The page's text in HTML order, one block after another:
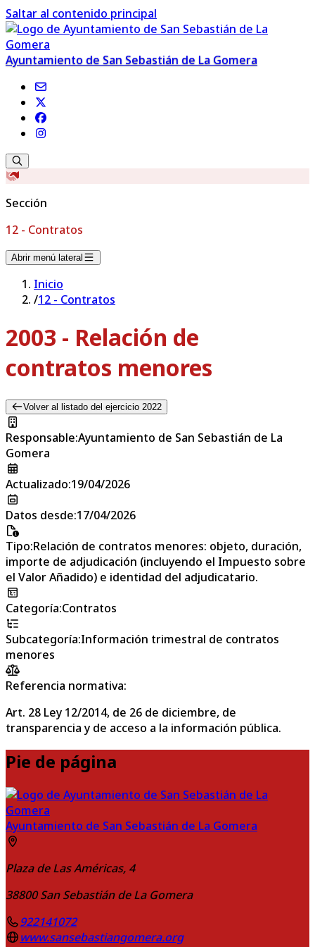
Saltar al contenido principal
Ayuntamiento de San Sebastián de La Gomera
Sección
12 - Contratos
Abrir menú lateral
Inicio
/12 - Contratos
2003 - Relación de
contratos menores
Volver al listado del ejercicio 2022
Responsable:Ayuntamiento de San Sebastián de La
Gomera
Actualizado:19/04/2026
Datos desde:17/04/2026
Tipo:Relación de contratos menores: objeto, duración,
importe de adjudicación (incluyendo el Impuesto sobre
el Valor Añadido) e identidad del adjudicatario.
Categoría:Contratos
Subcategoría:Información trimestral de contratos
menores
Referencia normativa:
Art. 28 Ley 12/2014, de 26 de diciembre, de
transparencia y de acceso a la información pública.
Pie de página
Ayuntamiento de San Sebastián de La Gomera
Plaza de Las Américas, 4
38800 San Sebastián de La Gomera
922141072
www.sansebastiangomera.org